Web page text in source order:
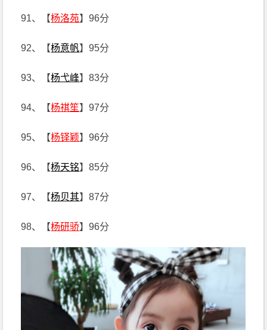
91、【杨洛苑】96分
92、【杨意帆】95分
93、【杨弋峰】83分
94、【杨祺笙】97分
95、【杨铎颖】96分
96、【杨天铭】85分
97、【杨贝其】87分
98、【杨研骄】96分